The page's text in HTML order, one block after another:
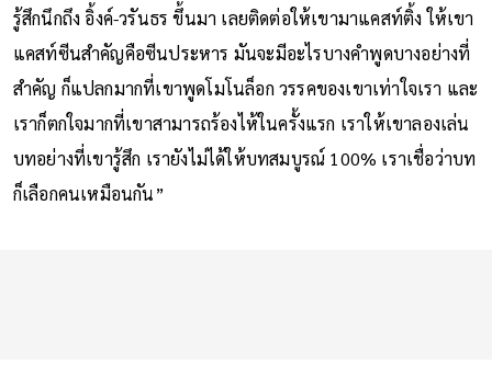
รู้สึกนึกถึง อิ้งค์-วรันธร ขึ้นมา เลยติดต่อให้เขามาแคสท์ติ้ง ให้เขา
แคสท์ซีนสำคัญคือซีนประหาร มันจะมีอะไรบางคำพูดบางอย่างที่
สำคัญ ก็แปลกมากที่เขาพูดโมโนล็อก วรรคของเขาเท่าใจเรา และ
เราก็ตกใจมากที่เขาสามารถร้องไห้ในครั้งแรก เราให้เขาลองเล่น
บทอย่างที่เขารู้สึก เรายังไม่ได้ให้บทสมบูรณ์ 100% เราเชื่อว่าบท
ก็เลือกคนเหมือนกัน”